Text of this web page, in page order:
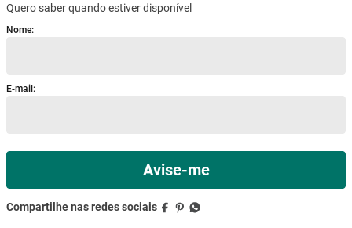
Quero saber quando estiver disponível
9º mesa
10